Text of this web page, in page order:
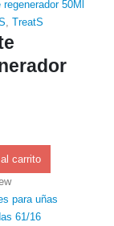
TreatS
carrito